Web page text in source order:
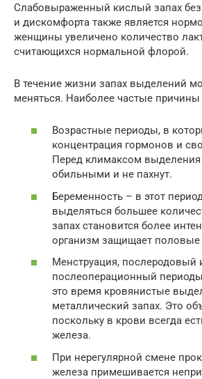
Слабовыраженный кислый запах без
и дискомфорта также является
женщины увеличено количество
считающихся нормальной флорой.
В течение жизни запах выделений
меняться. Наиболее частые причины
Возрастные периоды, в
концентрация гормонов и
Перед климаксом выделения
обильными и не пахнут.
Беременность – в этот
выделяться большее
запах становится более
организм защищает половые
Менструация, послеродовый
послеоперационный
это время кровянистые
металлический запах. Это
поскольку в крови всегда
железа.
При нерегулярной смене
железа примешивается